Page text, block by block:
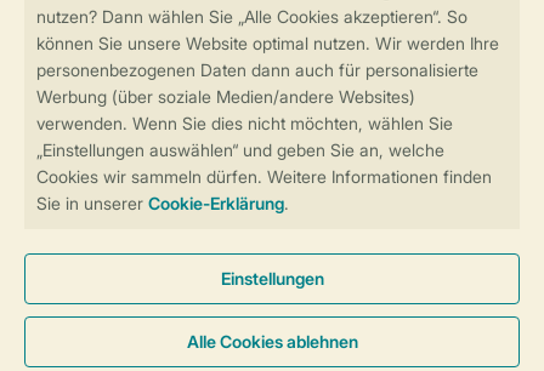
Sicherstellung Deiner Privatsphäre
Weitere Informationen und Einstellungen
Sichere Datenübertragung
Sicheres Bezahlen
Allgemeine Bedingungen Impressum
Cookies und Banner
Barrierefreiheit